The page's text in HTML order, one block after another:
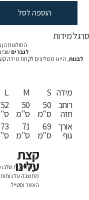
הוספה לסל
סרגל מידות
החולצות הן
לגברים
לבנות, היינו ממליצים לקחת מידה
L
52
73
M
50
ס"מ
71
ס"מ
S
50
ס"מ
69
ס"מ
מידה
רוחב
חזה
אורך
גוף
כל החולצות
מחשבה על נוחות
הומור וסטייל
קצת
עלינו